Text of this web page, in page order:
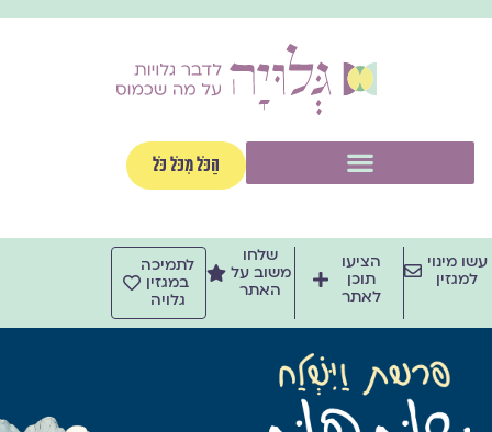
לתוכן
הַכֹּל מִכֹּל כֹּל
עשו מינוי
למגזין
הציעו
תוכן
לאתר
שלחו
משוב על
האתר
לתמיכה
במגזין
גלויה